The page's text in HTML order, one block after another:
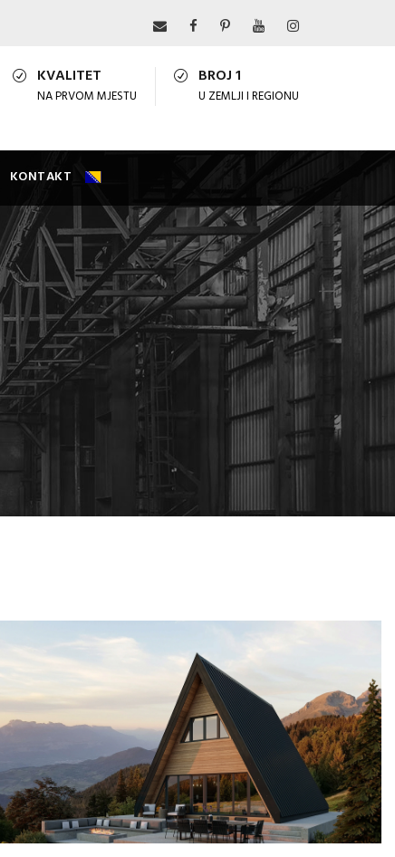
KVALITET
NA PRVOM MJESTU
BROJ 1
U ZEMLJI I REGIONU
KONTAKT